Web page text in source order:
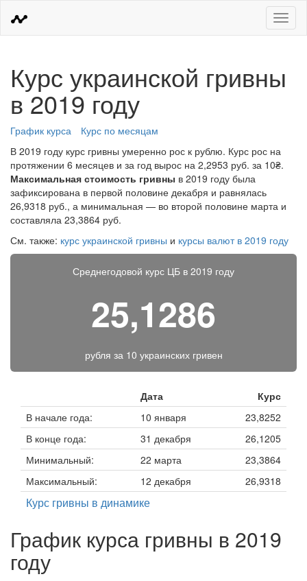
Меню
Курс украинской гривны
в 2019 году
График курса
Курс по месяцам
В 2019 году курс гривны умеренно рос к рублю. Курс рос на
протяжении 6 месяцев и за год вырос на 2,2953 руб. за 10₴.
Максимальная стоимость гривны в 2019 году была
зафиксирована в первой половине декабря и равнялась
26,9318 руб., а минимальная — во второй половине марта и
составляла 23,3864 руб.
См. также: курс украинской гривны и курсы валют в 2019 году
Среднегодовой курс ЦБ в 2019 году
25,1286
рубля за 10 украинских гривен
Дата
Курс
В начале года:
10 января
23,8252
В конце года:
31 декабря
26,1205
Минимальный:
22 марта
23,3864
Максимальный:
12 декабря 26,9318
Курс гривны в динамике
График курса гривны в 2019
году